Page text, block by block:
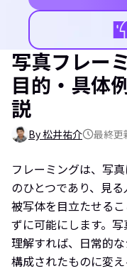
写真フレー
目的・具体
説
By 松井祐介 最終更
フレーミングは、写
のひとつであり、見
被写体を目立たせる
ずに可能にします。
理解すれば、日常的
構成されたものに変え